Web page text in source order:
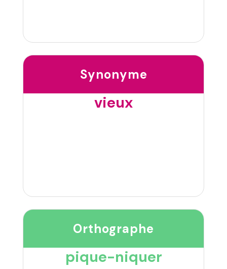
Synonyme
vieux
Orthographe
pique-niquer